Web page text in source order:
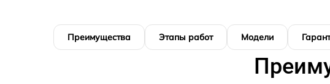
Преимущества Этапы работ Модели